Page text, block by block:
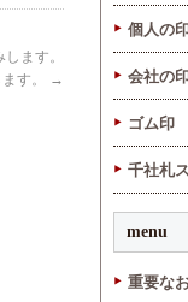
ます。
す。
→
個人の
会社の
ゴム印
千社札
menu
重要な